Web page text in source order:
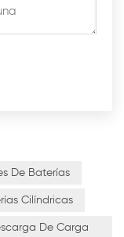
De Baterías
Cilíndricas
De Carga